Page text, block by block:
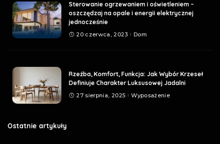
Sterowanie ogrzewaniem i oświetleniem –
oszczędzaj na opale i energii elektrycznej
jednocześnie
20 czerwca, 2023 Dom
Rzeźba, Komfort, Funkcja: Jak Wybór Krzeseł
Definiuje Charakter Luksusowej Jadalni
27 sierpnia, 2025 Wyposażenie
Ostatnie artykuły